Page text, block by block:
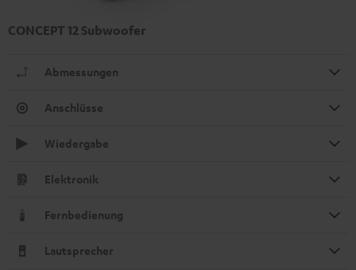
CONCEPT 12 Subwoofer
Abmessungen
Anschlüsse
Wiedergabe
Elektronik
Fernbedienung
Lautsprecher